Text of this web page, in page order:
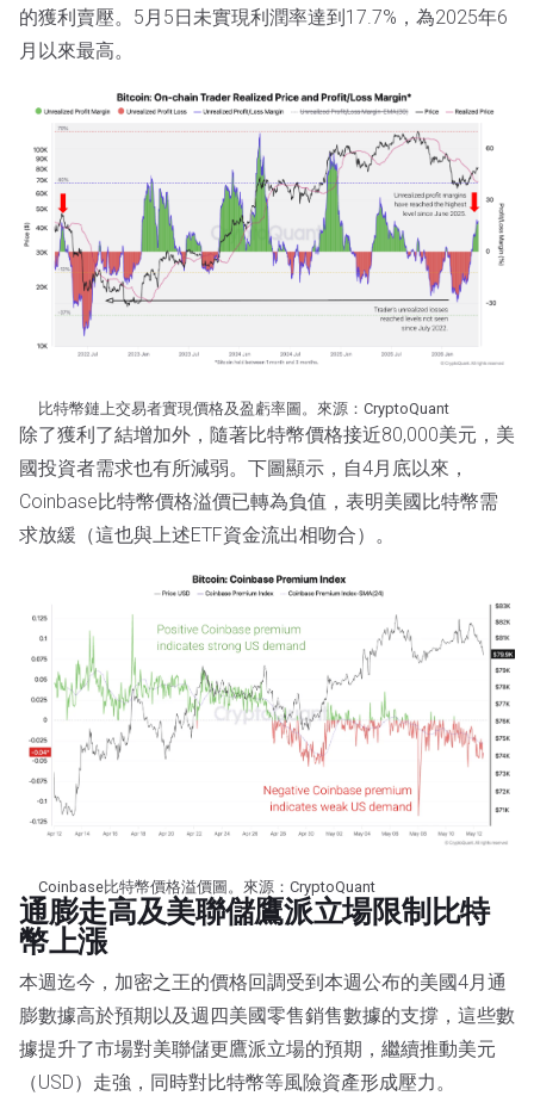
的獲利賣壓。5月5日未實現利潤率達到17.7%，為2025年6
月以來最高。
比特幣鏈上交易者實現價格及盈虧率圖。來源：CryptoQuant
除了獲利了結增加外，隨著比特幣價格接近80,000美元，美
國投資者需求也有所減弱。下圖顯示，自4月底以來，
Coinbase比特幣價格溢價已轉為負值，表明美國比特幣需
求放緩（這也與上述ETF資金流出相吻合）。
Coinbase比特幣價格溢價圖。來源：CryptoQuant
通膨走高及美聯儲鷹派立場限制比特
幣上漲
本週迄今，加密之王的價格回調受到本週公布的美國4月通
膨數據高於預期以及週四美國零售銷售數據的支撐，這些數
據提升了市場對美聯儲更鷹派立場的預期，繼續推動美元
（USD）走強，同時對比特幣等風險資產形成壓力。